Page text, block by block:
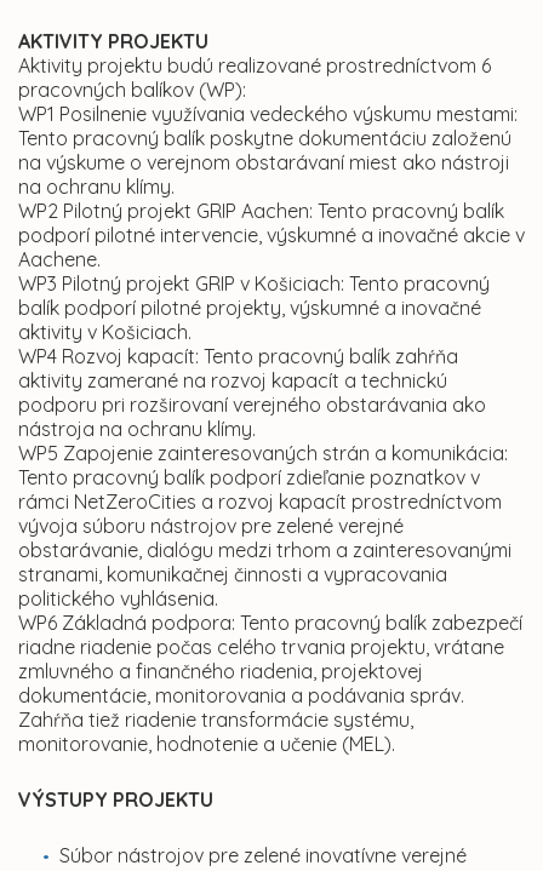
AKTIVITY PROJEKTU
Aktivity projektu budú realizované prostredníctvom 6
pracovných balíkov (WP):
WP1 Posilnenie využívania vedeckého výskumu mestami:
Tento pracovný balík poskytne dokumentáciu založenú
na výskume o verejnom obstarávaní miest ako nástroji
na ochranu klímy.
WP2 Pilotný projekt GRIP Aachen: Tento pracovný balík
podporí pilotné intervencie, výskumné a inovačné akcie v
Aachene.
WP3 Pilotný projekt GRIP v Košiciach: Tento pracovný
balík podporí pilotné projekty, výskumné a inovačné
aktivity v Košiciach.
WP4 Rozvoj kapacít: Tento pracovný balík zahŕňa
aktivity zamerané na rozvoj kapacít a technickú
podporu pri rozširovaní verejného obstarávania ako
nástroja na ochranu klímy.
WP5 Zapojenie zainteresovaných strán a komunikácia:
Tento pracovný balík podporí zdieľanie poznatkov v
rámci NetZeroCities a rozvoj kapacít prostredníctvom
vývoja súboru nástrojov pre zelené verejné
obstarávanie, dialógu medzi trhom a zainteresovanými
stranami, komunikačnej činnosti a vypracovania
politického vyhlásenia.
WP6 Základná podpora: Tento pracovný balík zabezpečí
riadne riadenie počas celého trvania projektu, vrátane
zmluvného a finančného riadenia, projektovej
dokumentácie, monitorovania a podávania správ.
Zahŕňa tiež riadenie transformácie systému,
monitorovanie, hodnotenie a učenie (MEL).
VÝSTUPY PROJEKTU
Súbor nástrojov pre zelené inovatívne verejné